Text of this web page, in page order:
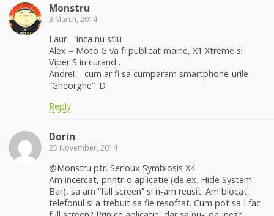
Monstru
3 March, 2014
Laur – inca nu stiu
Alex – Moto G va fi publicat maine, X1 Xtreme si
Viper S in curand…
Andrei – cum ar fi sa cumparam smartphone-urile
“Gheorghe” :D
Reply
Dorin
25 November, 2014
@Monstru ptr. Serioux Symbiosis X4
Am incercat, printr-o aplicatie (de ex. Hide System
Bar), sa am “full screen” si n-am reusit. Am blocat
telefonul si a trebuit sa fie resoftat. Cum pot sa-l fac